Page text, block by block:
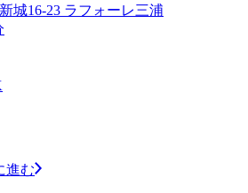
城16-23 ラフォーレ三浦
進む